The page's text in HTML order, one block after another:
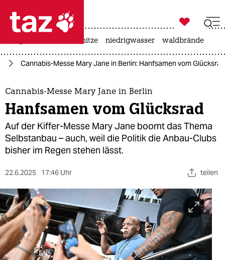
 taz zahl ich
taz zahl ich
themen
politik
öko
gesellschaft
sport
berlin
nord

taz zahl ich
hitze niedrigwasser waldbrände
Cannabis-Messe Mary Jane in Berlin: Hanfsamen vom Glücksrad
Cannabis-Messe Mary Jane in Berlin
Hanfsamen vom Glücksrad
Auf der Kiffer-Messe Mary Jane boomt das Thema
Selbstanbau – auch, weil die Politik die Anbau-Clubs
bisher im Regen stehen lässt.
22.6.2025 17:46 Uhr teilen